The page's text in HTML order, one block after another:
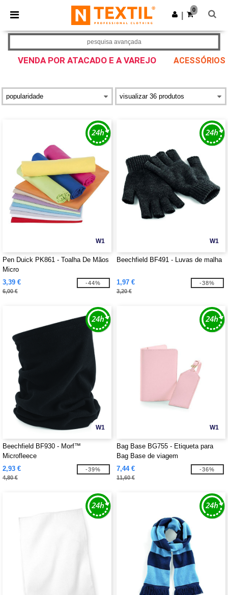
× App Ntextil
Melhores preços na app!
Obter app
0
VENDA POR ATACADO E A VAREJO ACESSÓRIOS
pesquisa avançada
W1
Pen Duick PK861 - Toalha De Mãos
Micro
3,39 €
6,00 €
-44%
W1
Beechfield BF491 - Luvas de malha
1,97 €
3,20 €
-38%
W1
Beechfield BF930 - Morf™
Microfleece
2,93 €
4,80 €
-39%
W1
Bag Base BG755 - Etiqueta para
Bag Base de viagem
7,44 €
11,60 €
-36%